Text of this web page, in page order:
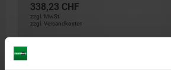
338,23 CHF
zzgl. MwSt.
zzgl. Versandkosten